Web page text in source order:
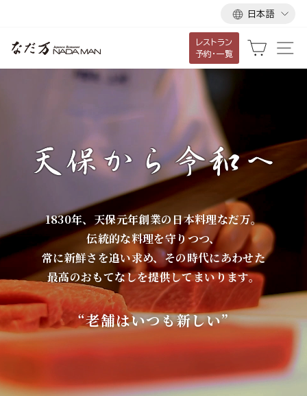
動
す
る
言
語
日本語
な
だ
レストラン
予約・一覧
カート
1830年、天保元年創業の日本料理なだ万。
伝統的な料理を守りつつ、
常に新鮮さを追い求め、その時代にあわせた
最高のおもてなしを提供してまいります。
“老舗はいつも新しい”